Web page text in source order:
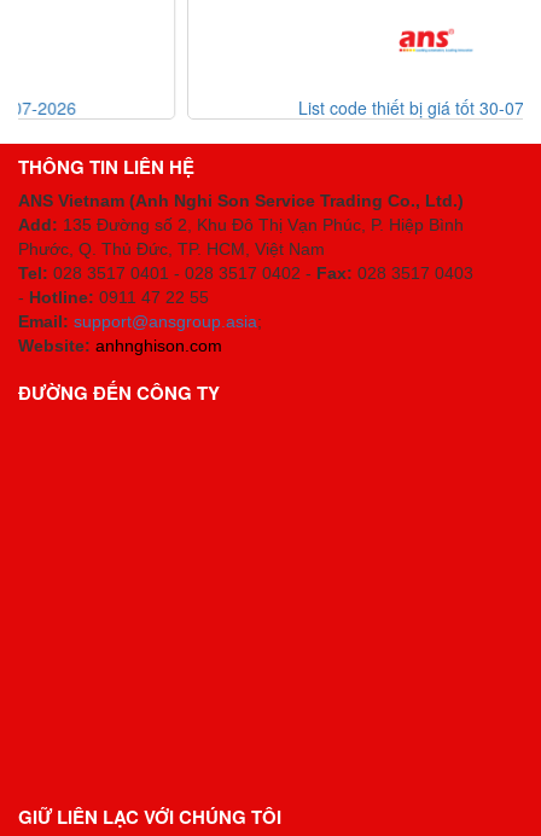
List code thiết bị giá tốt 30-07-2026
THÔNG TIN LIÊN HỆ
ANS Vietnam (Anh Nghi Son Service Trading Co., Ltd.)
Add: 135 Đường số 2, Khu Đô Thị Vạn Phúc, P. Hiệp Bình
Phước, Q. Thủ Đức, TP. HCM , Việt Nam
Tel: 028 3517 0401 - 028 3517 0402 - Fax: 028 3517 0403
- Hotline: 0911 47 22 55
Email: support@ansgroup.asia;
Website: anhnghison.com
ĐƯỜNG ĐẾN CÔNG TY
GIỮ LIÊN LẠC VỚI CHÚNG TÔI